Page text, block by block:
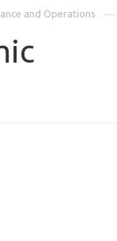
and Operations